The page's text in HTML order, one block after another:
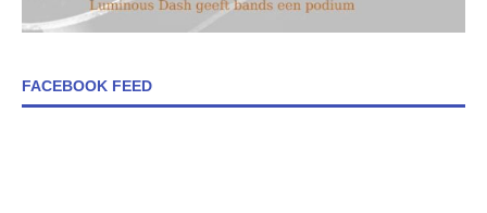
FACEBOOK FEED